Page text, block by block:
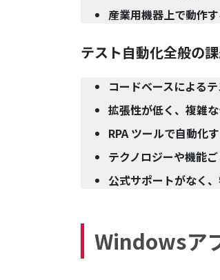
産業用機器上で動作
テスト自動化全般の
コードベースによる
拡張性が低く、複雑
RPA ツールで自動化
テクノロジーや機能
公式サポートがなく
Windowsア